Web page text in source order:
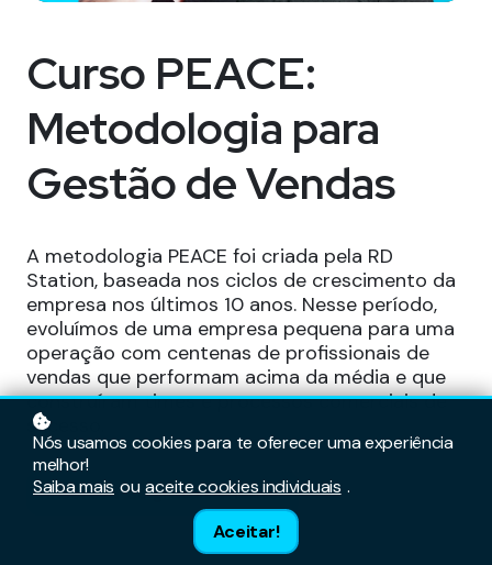
Curso PEACE:
Metodologia para
Gestão de Vendas
A metodologia PEACE foi criada pela RD
Station, baseada nos ciclos de crescimento da
empresa nos últimos 10 anos. Nesse período,
evoluímos de uma empresa pequena para uma
operação com centenas de profissionais de
vendas que performam acima da média e que
construíram times e processos comerciais de
sucesso.
Inscreva-se gratuitamente
Nós usamos cookies para te oferecer uma experiência
melhor!
Saiba mais ou aceite cookies individuais .
Aceitar!